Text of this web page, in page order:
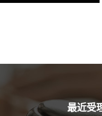
最近受
北京高院